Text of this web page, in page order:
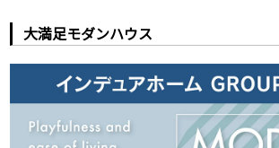
大満足モダンハウス